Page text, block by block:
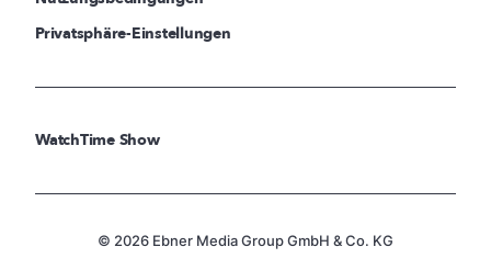
Privatsphäre-Einstellungen
WatchTime Show
© 2026 Ebner Media Group GmbH & Co. KG